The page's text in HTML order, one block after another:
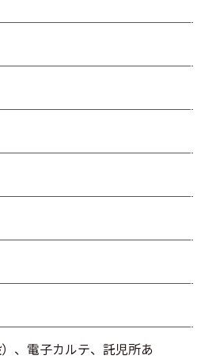
、電子カルテ、託児所あ